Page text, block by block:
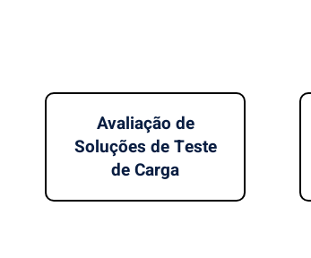
Avaliação de
Soluções de Teste
de Carga